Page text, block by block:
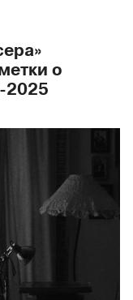
о
2025